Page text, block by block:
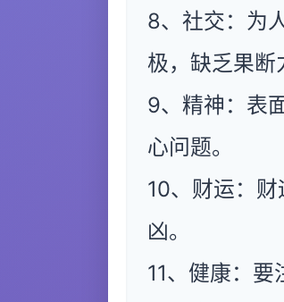
8、社交：为
极，缺乏果断
9、精神：表
心问题。
10、财运：
凶。
11、健康：要